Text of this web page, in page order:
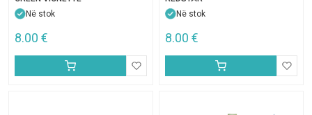
Në stok
8.00 €
Në stok
8.00 €